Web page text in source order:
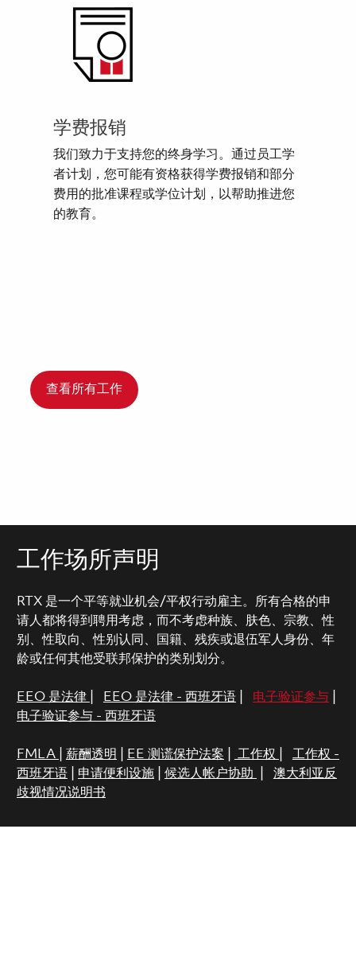
学费报销
我们致力于支持您的终身学习。通过员工学
者计划，您可能有资格获得学费报销和部分
费用的批准课程或学位计划，以帮助推进您
的教育。
查看所有工作
工作场所声明
RTX 是一个平等就业机会/平权行动雇主。所有合格的申
请人都将得到聘用考虑，而不考虑种族、肤色、宗教、性
别、性取向、性别认同、国籍、残疾或退伍军人身份、年
龄或任何其他受联邦保护的类别划分。
EEO 是法律 EEO 是法律 - 西班牙语| 电子验证参与|
电子验证参与 - 西班牙语
FMLA 薪酬透明 EE 测谎保护法案 工作权
工作权 -
西班牙语| 申请便利设施| 候选人帐户协助
澳大利亚反
歧视情况说明书